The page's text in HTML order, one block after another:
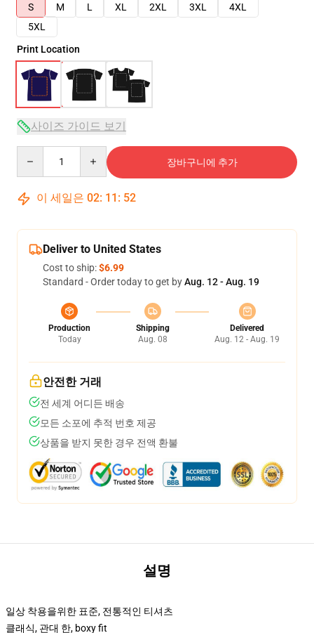
S
M L XL 2XL 3XL
4XL
5XL
Print Location
사이즈 가이드 보기
장바구니에 추가
이 세일은 02: 11 : 52
Deliver to United States
Cost to ship:$6.99
Standard - Order today to get byAug. 12 - Aug. 19
Production
Today
Shipping
Aug. 08
Delivered
Aug. 12 - Aug. 19
안전한 거래
전 세계 어디든 배송
모든 소포에 추적 번호 제공
상품을 받지 못한 경우 전액 환불
설명
일상 착용을위한 표준, 전통적인 티셔츠
클래식, 관대 한, boxy fit